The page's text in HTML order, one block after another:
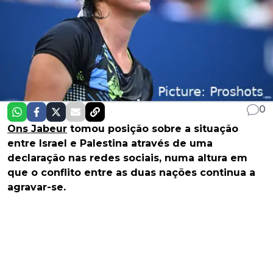
0
Ons Jabeur tomou posição sobre a situação
entre Israel e Palestina através de uma
declaração nas redes sociais, numa altura em
que o conflito entre as duas nações continua a
agravar-se.